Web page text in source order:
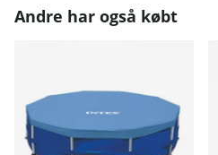
Andre har også købt